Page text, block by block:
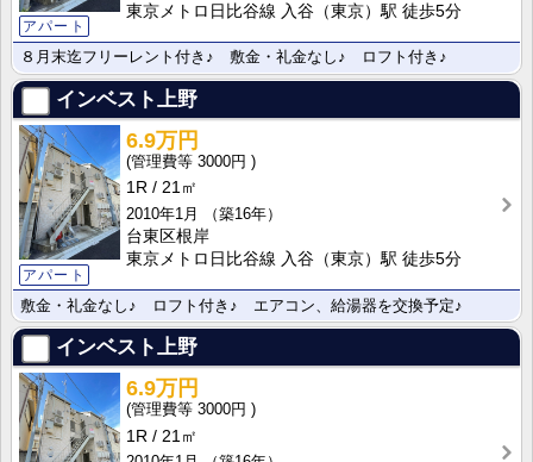
アパート
東京メトロ日比谷線 入谷（東京）駅 徒歩5分
８月末迄フリーレント付き♪ 敷金・礼金なし♪ ロフト付き♪
インベスト上野
アパート
6.9万円
3000円
1R
21㎡
2010年1月
（築16年）
台東区根岸
東京メトロ日比谷線 入谷（東京）駅 徒歩5分
敷金・礼金なし♪ ロフト付き♪ エアコン、給湯器を交換予定♪
インベスト上野
6.9万円
3000円
1R
21㎡